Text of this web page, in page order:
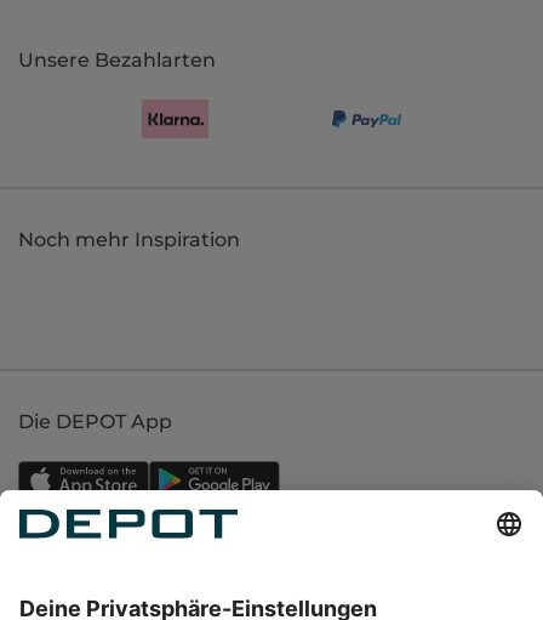
Unsere Bezahlarten
Noch mehr Inspiration
Die DEPOT App